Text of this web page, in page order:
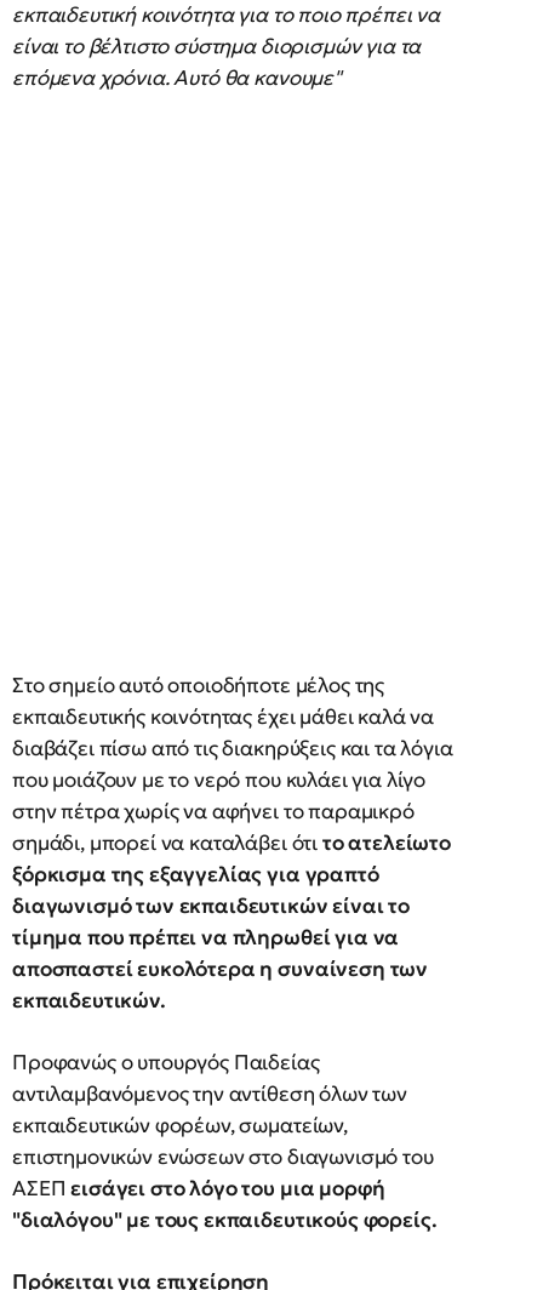
εκπαιδευτική κοινότητα για το ποιο πρέπει να
είναι το βέλτιστο σύστημα διορισμών για τα
επόμενα χρόνια. Αυτό θα κανουμε"
Στο σημείο αυτό οποιοδήποτε μέλος της
εκπαιδευτικής κοινότητας έχει μάθει καλά να
διαβάζει πίσω από τις διακηρύξεις και τα λόγια
που μοιάζουν με το νερό που κυλάει για λίγο
στην πέτρα χωρίς να αφήνει το παραμικρό
σημάδι, μπορεί να καταλάβει ότιτο ατελείωτο
ξόρκισμα της εξαγγελίας για γραπτό
διαγωνισμό των εκπαιδευτικών είναι το
τίμημα που πρέπει να πληρωθεί για να
αποσπαστεί ευκολότερα η συναίνεση των
εκπαιδευτικών.
Προφανώς ο υπουργός Παιδείας
αντιλαμβανόμενος την αντίθεση όλων των
εκπαιδευτικών φορέων, σωματείων,
επιστημονικών ενώσεων στο διαγωνισμό του
ΑΣΕΠεισάγει στο λόγο του μια μορφή
"διαλόγου" με τους εκπαιδευτικούς φορείς.
Πρόκειται για επιχείρηση